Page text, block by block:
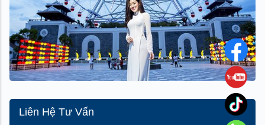
Liên Hệ Tư Vấn